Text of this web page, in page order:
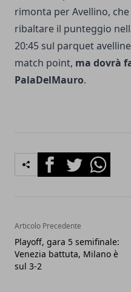
rimonta per Avellino,
ribaltare il punteggio
20:45 sul parquet
match point, ma dovrà
PalaDelMauro.
FacebookTwitterWhatsapp
Articolo Precedente
Playoff, gara 5 semifinale:
Venezia battuta, Milano è
sul 3-2